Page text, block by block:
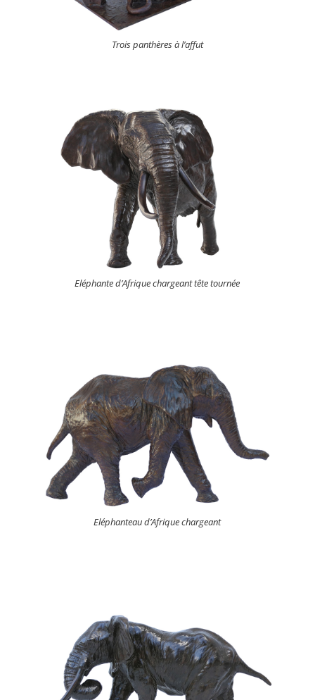
Trois panthères à l’affut
Eléphante d’Afrique chargeant tête tournée
Eléphanteau d’Afrique chargeant